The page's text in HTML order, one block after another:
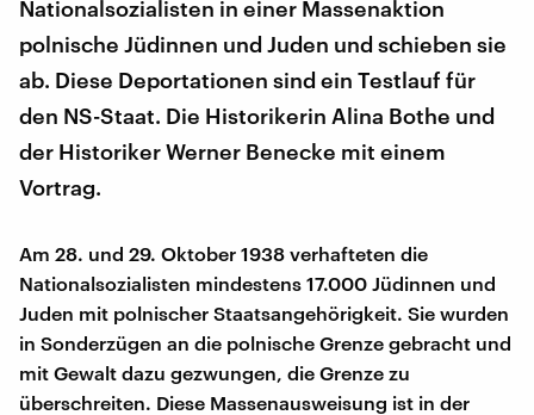
Nationalsozialisten in einer Massenaktion
polnische Jüdinnen und Juden und schieben sie
ab. Diese Deportationen sind ein Testlauf für
den NS-Staat. Die Historikerin Alina Bothe und
der Historiker Werner Benecke mit einem
Vortrag.
Am 28. und 29. Oktober 1938 verhafteten die
Nationalsozialisten mindestens 17.000 Jüdinnen und
Juden mit polnischer Staatsangehörigkeit. Sie wurden
in Sonderzügen an die polnische Grenze gebracht und
mit Gewalt dazu gezwungen, die Grenze zu
überschreiten. Diese Massenausweisung ist in der